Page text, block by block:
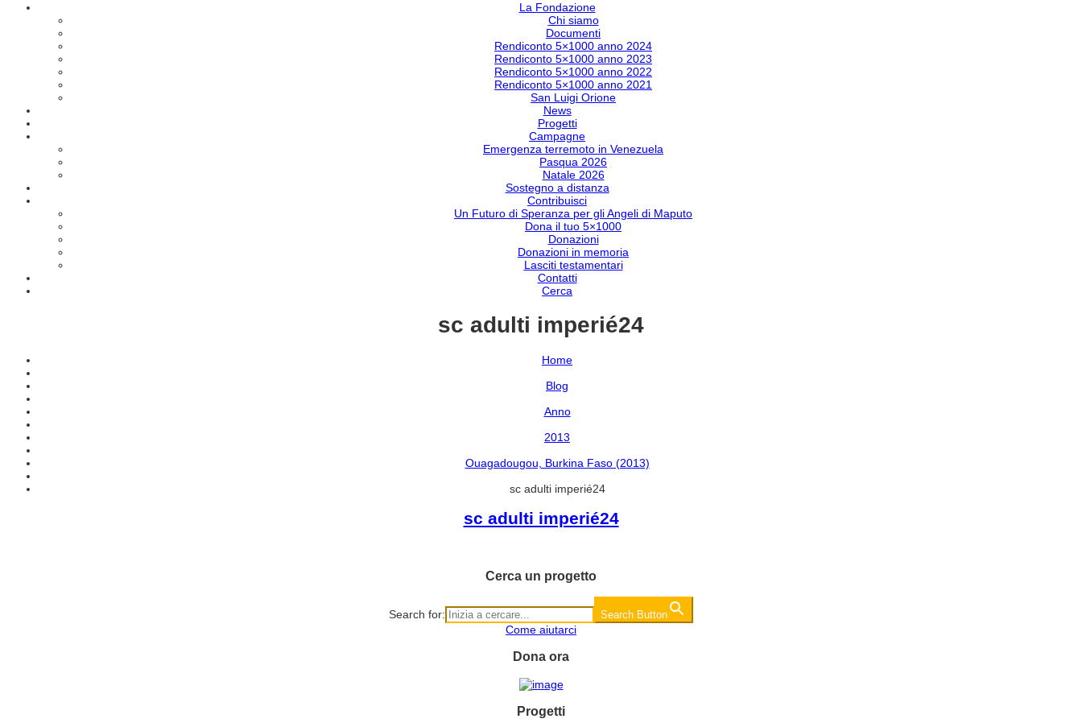
La Fondazione
Chi siamo
Documenti
Rendiconto 5×1000 anno 2024
Rendiconto 5×1000 anno 2023
Rendiconto 5×1000 anno 2022
Rendiconto 5×1000 anno 2021
San Luigi Orione
News
Progetti
Campagne
Emergenza terremoto in Venezuela
Pasqua 2026
Natale 2026
Sostegno a distanza
Contribuisci
Un Futuro di Speranza per gli Angeli di Maputo
Dona il tuo 5×1000
Donazioni
Donazioni in memoria
Lasciti testamentari
Contatti
Cerca
sc adulti imperié24
Home
Blog
Anno
2013
Ouagadougou, Burkina Faso (2013)
sc adulti imperié24
sc adulti imperié24
Cerca un progetto
Search for: Search Button
Come aiutarci
Dona ora
Progetti